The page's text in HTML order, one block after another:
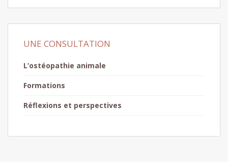
UNE CONSULTATION
L’ostéopathie animale
Formations
Réflexions et perspectives